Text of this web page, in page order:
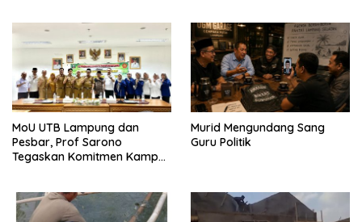
MoU UTB Lampung dan
Pesbar, Prof Sarono
Tegaskan Komitmen Kampus
Murid Mengundang Sang
Guru Politik